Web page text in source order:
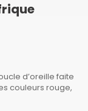
d’oreille faite
couleurs rouge,